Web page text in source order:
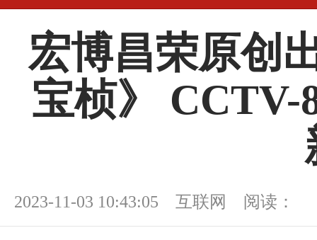
宏博昌荣原创
宝桢》 CCTV-
2023-11-03 10:43:05 互联网 阅读：